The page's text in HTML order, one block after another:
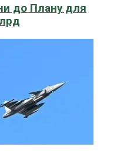
до Плану для